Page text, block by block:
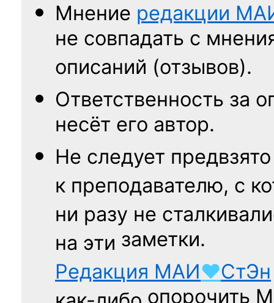
Мнение редакции
не совпадать с
описаний (отзывов).
Ответственность за
несёт его автор.
Не следует
к преподавателю, с
ни разу не
на эти заметки.
Редакция МАИ♥СтЭн